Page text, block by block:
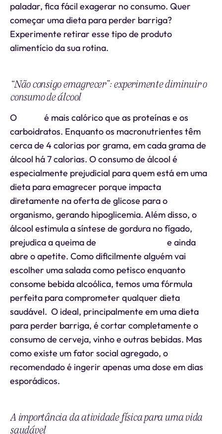
paladar, fica fácil exagerar no consumo. Quer
começar uma dieta para perder barriga?
Experimente retirar esse tipo de produto
alimentício da sua rotina.
“Não consigo emagrecer”: experimente diminuir o
consumo de álcool
O
é mais calórico que as proteínas e os
carboidratos. Enquanto os macronutrientes têm
cerca de 4 calorias por grama, em cada grama de
álcool há 7 calorias. O consumo de álcool é
especialmente prejudicial para quem está em uma
dieta para emagrecer porque impacta
diretamente na oferta de glicose para o
organismo, gerando hipoglicemia. Além disso, o
álcool estimula a síntese de gordura no fígado,
prejudica a queima de
e ainda
abre o apetite. Como dificilmente alguém vai
escolher uma salada como petisco enquanto
consome bebida alcoólica, temos uma fórmula
perfeita para comprometer qualquer dieta
saudável. O ideal, principalmente em uma dieta
para perder barriga, é cortar completamente o
consumo de cerveja, vinho e outras bebidas. Mas
como existe um fator social agregado, o
recomendado é ingerir apenas uma dose em dias
esporádicos.
A importância da atividade física para uma vida
saudável